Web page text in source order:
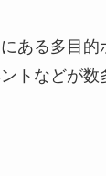
ある多目的
トなどが数